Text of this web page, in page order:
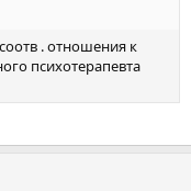
. отношения к
психотерапевта